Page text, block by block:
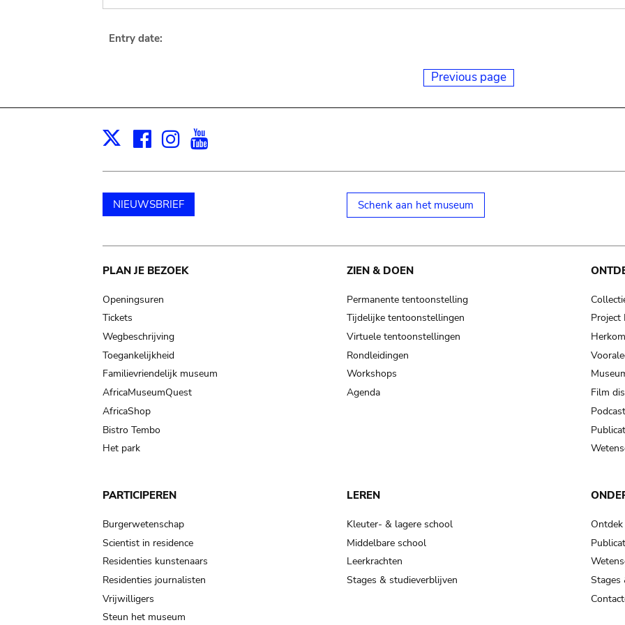
Entry date:
Previous page
X Facebook
Instagram
NIEUWSBRIEF Schenk aan het museum
Main
navigation
PLAN JE BEZOEK
Openingsuren
Tickets
Wegbeschrijving
Toegankelijkheid
Familievriendelijk museum
AfricaMuseumQuest
AfricaShop
Bistro Tembo
Het park
ZIEN & DOEN
Permanente tentoonstelling
Tijdelijke tentoonstellingen
Virtuele tentoonstellingen
Rondleidingen
Workshops
Agenda
Project
Film
PARTICIPEREN
Burgerwetenschap
Scientist in residence
Residenties kunstenaars
Residenties journalisten
Vrijwilligers
Steun het museum
LEREN
Kleuter- & lagere school
Middelbare school
Leerkrachten
Stages & studieverblijven
Stages